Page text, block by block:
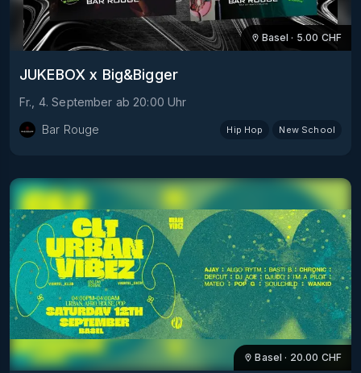
Basel · 5.00 CHF
JUKEBOX x Big&Bigger
Fr., 4. September ab 20:00 Uhr
Bar Rouge
Hip Hop New School
Basel · 20.00 CHF